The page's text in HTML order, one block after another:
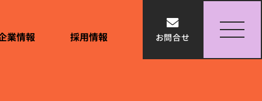
業情報 採用情報 お問合せ